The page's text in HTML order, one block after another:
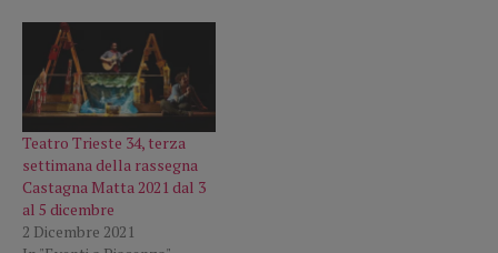
Teatro Trieste 34, terza
settimana della rassegna
Castagna Matta 2021 dal 3
al 5 dicembre
2 Dicembre 2021